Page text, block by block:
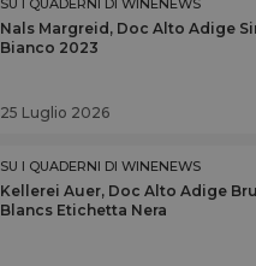
Nals Margreid, Doc Alto Adige
Bianco 2023
25 Luglio 2026
SU I QUADERNI DI WINENEWS
Kellerei Auer, Doc Alto Adige
Blancs Etichetta Nera